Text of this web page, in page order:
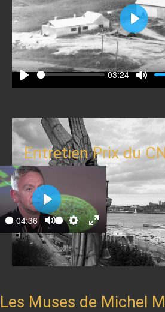
Play
03:24
Mute
Play
Entretien Prix du
04:36
Mute SettingsEnter
fullscreen
Play
Les Muses de Michel